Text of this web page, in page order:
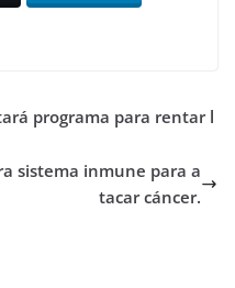
programa para rentar l
sistema inmune para a
tacar cáncer.